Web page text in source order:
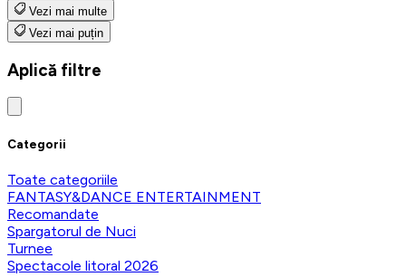
Vezi mai multe
Vezi mai puțin
Aplică filtre
Categorii
Toate categoriile
FANTASY&DANCE ENTERTAINMENT
Recomandate
Spargatorul de Nuci
Turnee
Spectacole litoral 2026